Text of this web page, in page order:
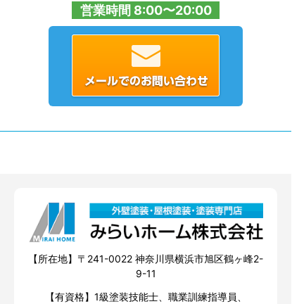
営業時間 8:00〜20:00
【所在地】〒241-0022 神奈川県横浜市旭区鶴ヶ峰2-
9-11
【有資格】1級塗装技能士、職業訓練指導員、